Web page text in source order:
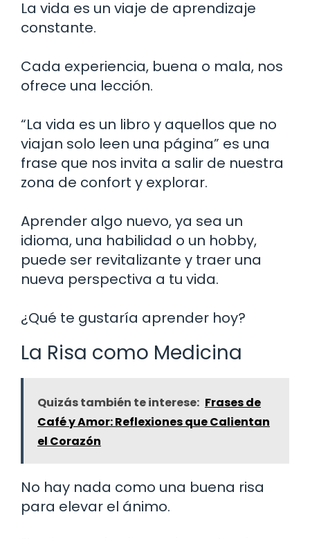
La vida es un viaje de aprendizaje
constante.
Cada experiencia, buena o mala, nos
ofrece una lección.
“La vida es un libro y aquellos que no
viajan solo leen una página” es una
frase que nos invita a salir de nuestra
zona de confort y explorar.
Aprender algo nuevo, ya sea un
idioma, una habilidad o un hobby,
puede ser revitalizante y traer una
nueva perspectiva a tu vida.
¿Qué te gustaría aprender hoy?
La Risa como Medicina
Quizás también te interese: Frases de
Café y Amor: Reflexiones que Calientan
el Corazón
No hay nada como una buena risa
para elevar el ánimo.